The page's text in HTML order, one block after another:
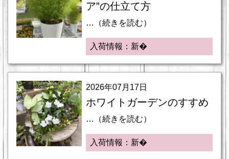
ア”の仕立て方
…（続きを読む）
入荷情報：新�
2026年07月17日
ホワイトガーデンのすすめ
…（続きを読む）
入荷情報：新�